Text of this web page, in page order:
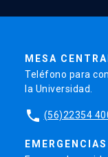
MESA
Teléfono para
la Universidad.
phone (56)22354